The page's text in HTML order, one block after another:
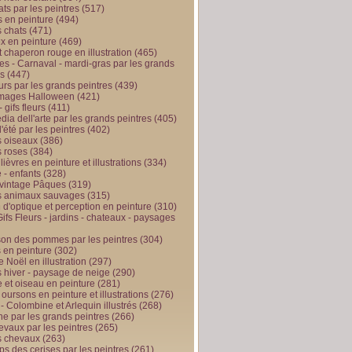
par les peintres (517)
en peinture (494)
chats (471)
en peinture (469)
chaperon rouge en illustration (465)
- Carnaval - mardi-gras par les grands
(447)
par les grands peintres (439)
Halloween (421)
gifs fleurs (411)
dell'arte par les grands peintres (405)
par les peintres (402)
oiseaux (386)
roses (384)
lièvres en peinture et illustrations (334)
- enfants (328)
Pâques (319)
animaux sauvages (315)
d'optique et perception en peinture (310)
Fleurs - jardins - chateaux - paysages
des pommes par les peintres (304)
en peinture (302)
Noël en illustration (297)
hiver - paysage de neige (290)
et oiseau en peinture (281)
en peinture et illustrations (276)
- Colombine et Arlequin illustrés (268)
par les grands peintres (266)
par les peintres (265)
chevaux (263)
des cerises par les peintres (261)